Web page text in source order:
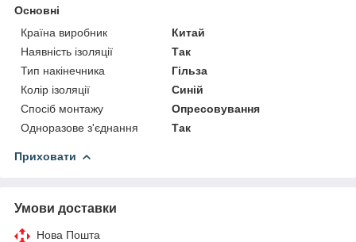
Основні
Країна виробник
Китай
Наявність ізоляції
Так
Тип накінечника
Гільза
Колір ізоляції
Синій
Спосіб монтажу
Опресовування
Одноразове з'єднання
Так
Приховати
Умови доставки
Нова Пошта